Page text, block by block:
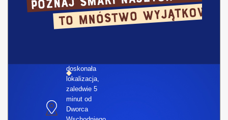
doskonała
lokalizacja,
zaledwie 5
minut od
Dworca